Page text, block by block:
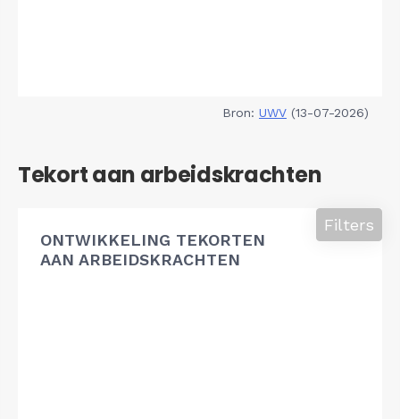
Bron: UWV (13-07-2026)
Tekort aan arbeidskrachten
ONTWIKKELING TEKORTEN
AAN ARBEIDSKRACHTEN
Filters